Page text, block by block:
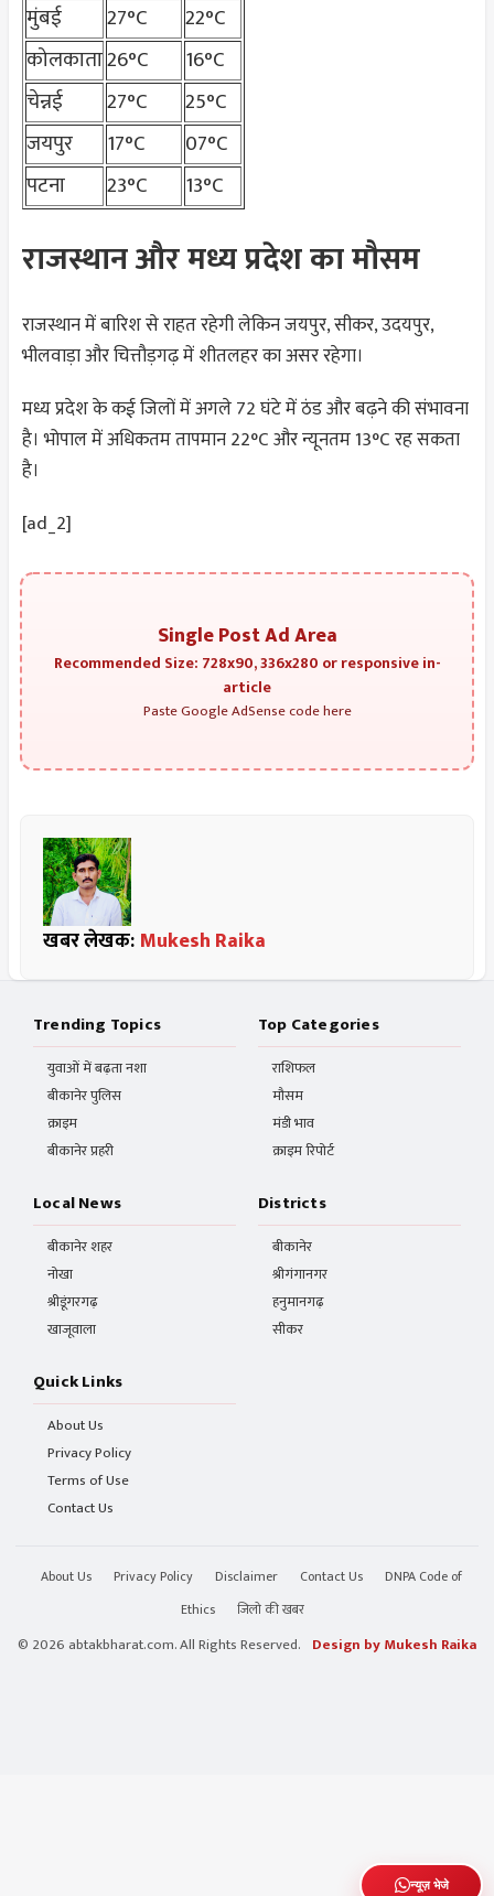
मुंबई
27°C
22°C
कोलकाता26°C
16°C
चेन्नई
27°C
25°C
जयपुर
17°C
07°C
पटना
23°C 13°C
राजस्थान और मध्य प्रदेश का मौसम
राजस्थान में बारिश से राहत रहेगी लेकिन जयपुर, सीकर, उदयपुर,
भीलवाड़ा और चित्तौड़गढ़ में शीतलहर का असर रहेगा।
मध्य प्रदेश के कई जिलों में अगले 72 घंटे में ठंड और बढ़ने की संभावना
है। भोपाल में अधिकतम तापमान 22°C और न्यूनतम 13°C रह सकता
है।
[ad_2]
Single Post Ad Area
Recommended Size: 728x90, 336x280 or responsive in-
article
Paste Google AdSense code here
खबर लेखक: Mukesh Raika
Trending Topics
युवाओं में बढ़ता नशा
बीकानेर पुलिस
क्राइम
बीकानेर प्रहरी
Top Categories
राशिफल
मौसम
मंडी भाव
क्राइम रिपोर्ट
Local News
बीकानेर शहर
नोखा
श्रीडूंगरगढ़
खाजूवाला
Districts
बीकानेर
श्रीगंगानगर
हनुमानगढ़
सीकर
Quick Links
About Us
Privacy Policy
Terms of Use
Contact Us
About Us Privacy Policy Disclaimer Contact Us
DNPA Code of
Ethics
जिलो की खबर
© 2026 abtakbharat.com. All Rights Reserved. Design by Mukesh Raika
न्यूज़ भेजे